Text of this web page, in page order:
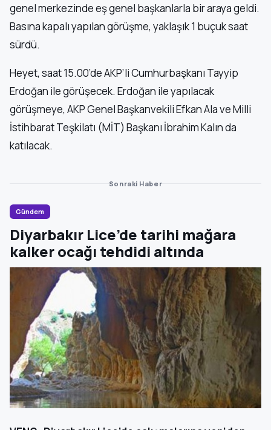
genel merkezinde eş genel başkanlarla bir araya geldi.
Basına kapalı yapılan görüşme, yaklaşık 1 buçuk saat
sürdü.
Heyet, saat 15.00’de AKP’li Cumhurbaşkanı Tayyip
Erdoğan ile görüşecek. Erdoğan ile yapılacak
görüşmeye, AKP Genel Başkanvekili Efkan Ala ve Milli
İstihbarat Teşkilatı (MİT) Başkanı İbrahim Kalın da
katılacak.
Sonraki Haber
Gündem
Diyarbakır Lice’de tarihi mağara
kalker ocağı tehdidi altında